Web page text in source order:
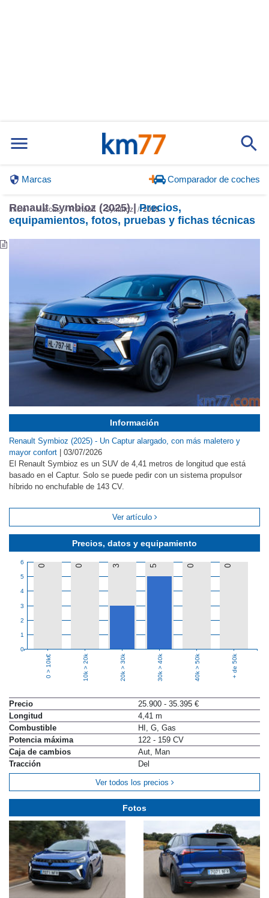
Marcas Comparador de coches
Inicio Marcas Renault Symbioz 2025
Renault Symbioz (2025) |Precios,
equipamientos, fotos, pruebas y fichas técnicas
Precios, datos y equipamiento
0
1
2
3
4
5
6
0 0 3 5 0 0
0 > 10k€ 10k > 20k 20k > 30k 30k > 40k 40k > 50k + de 50k
Precio
25.900 - 35.395 €
Longitud
4,41 m
Combustible
HI, G, Gas
Potencia máxima
122 - 159 CV
Caja de cambios
Aut, Man
Tracción
Del
Ver todos los precios
Información
Renault Symbioz (2025) - Un Captur alargado, con más maletero y
mayor confort
03/07/2026
El Renault Symbioz es un SUV de 4,41 metros de longitud que está
basado en el Captur. Solo se puede pedir con un sistema propulsor
híbrido no enchufable de 143 CV.
Ver artículo
Fotos